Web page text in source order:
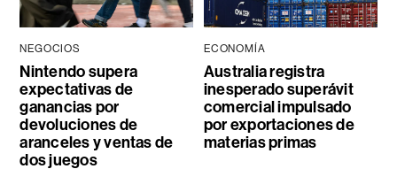
NEGOCIOS
Nintendo supera
expectativas de
ganancias por
devoluciones de
aranceles y ventas de
dos juegos
ECONOMÍA
Australia registra
inesperado superávit
comercial impulsado
por exportaciones de
materias primas